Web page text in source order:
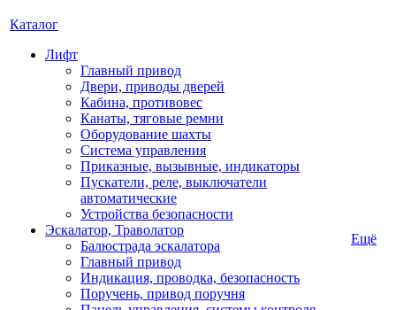
Каталог
Лифт
Главный привод
Двери, приводы дверей
Кабина, противовес
Канаты, тяговые ремни
Оборудование шахты
Система управления
Приказные, вызывные, индикаторы
Пускатели, реле, выключатели
автоматические
Устройства безопасности
Эскалатор, Траволатор
Балюстрада эскалатора
Главный привод
Индикация, проводка, безопасность
Поручень, привод поручня
Ещё